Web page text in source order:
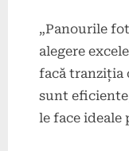
„Panourile
alegere
facă tranziția
sunt
le face ideale